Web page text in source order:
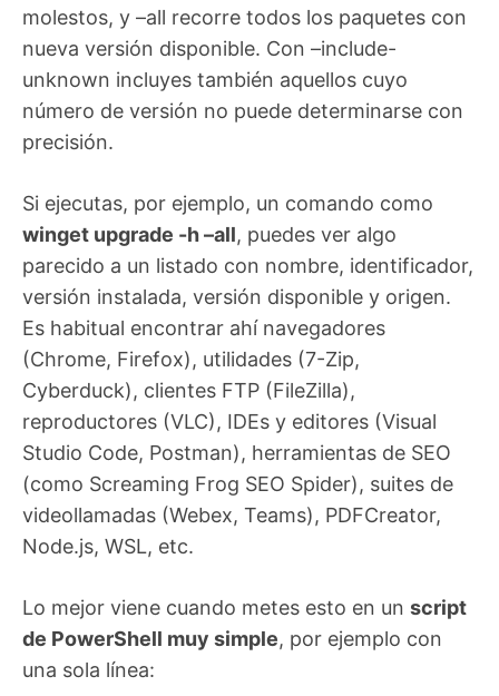
molestos, y –all recorre todos los paquetes con
nueva versión disponible. Con –include-
unknown incluyes también aquellos cuyo
número de versión no puede determinarse con
precisión.
Si ejecutas, por ejemplo, un comando como
winget upgrade -h –all, puedes ver algo
parecido a un listado con nombre, identificador,
versión instalada, versión disponible y origen.
Es habitual encontrar ahí navegadores
(Chrome, Firefox), utilidades (7-Zip,
Cyberduck), clientes FTP (FileZilla),
reproductores (VLC), IDEs y editores (Visual
Studio Code, Postman), herramientas de SEO
(como Screaming Frog SEO Spider), suites de
videollamadas (Webex, Teams), PDFCreator,
Node.js, WSL, etc.
Lo mejor viene cuando metes esto en un script
de PowerShell muy simple, por ejemplo con
una sola línea: